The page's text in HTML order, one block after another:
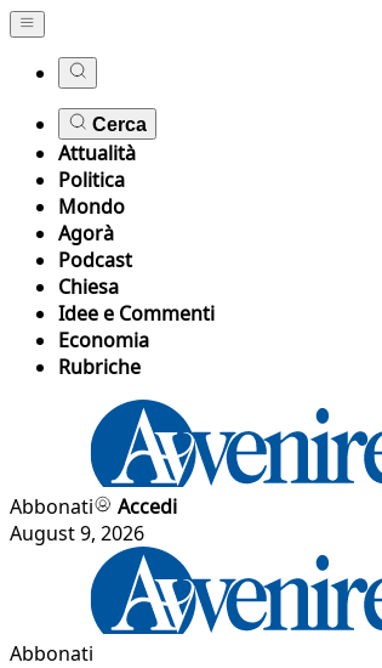
Cerca
Attualità
Politica
Mondo
Agorà
Podcast
Chiesa
Idee e Commenti
Economia
Rubriche
Abbonati
Accedi
August 9, 2026
Abbonati